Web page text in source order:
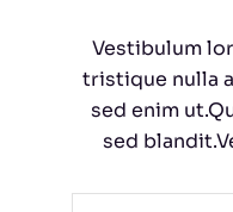
Vestibulum
tristique nulla
sed enim
sed